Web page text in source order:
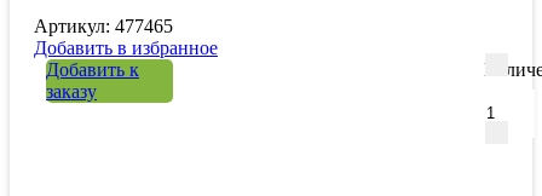
Артикул: 477465
Добавить в избранное
Добавить к
заказу